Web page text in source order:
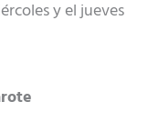
y el jueves